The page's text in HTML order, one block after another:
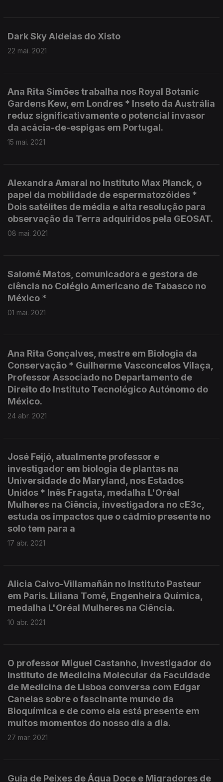
Dark Sky Aldeias do Xisto
22 mai. 2021
Ana Rita Simões trabalha nos Royal Botanic
Gardens Kew, em Londres * Inseto da Austrália
reduz significativamente o potencial invasor
da acácia-de-espigas em Portugal.
15 mai. 2021
Alexandra Amaral no Instituto Max Planck, o
papel da mobilidade de espermatozóides *
Dois satélites de média e alta resolução para
observação da Terra adquiridos pela GEOSAT.
08 mai. 2021
Salomé Matos, comunicadora e gestora de
ciência no Colégio Americano de Tabasco no
México *
01 mai. 2021
Ana Rita Gonçalves, mestre em Biologia da
Conservação * Guilherme Vasconcelos Vilaça,
Professor Associado no Departamento de
Direito do Instituto Tecnológico Autónomo do
México.
24 abr. 2021
José Feijó, atualmente professor e
investigador em biologia de plantas na
Universidade do Maryland, nos Estados
Unidos * Inês Fragata, medalha L'Oréal
Mulheres na Ciência, investigadora no cE3c,
estuda os impactos que o cádmio presente no
solo tem para a
17 abr. 2021
Alicia Calvo-Villamañán no Instituto Pasteur
em Paris. Liliana Tomé, Engenheira Química,
medalha L'Oréal Mulheres na Ciência.
10 abr. 2021
O professor Miguel Castanho, investigador do
Instituto de Medicina Molecular da Faculdade
de Medicina de Lisboa conversa com Edgar
Canelas sobre o fascinante mundo da
Bioquímica e de como ela está presente em
muitos momentos do nosso dia a dia.
27 mar. 2021
Guia de Peixes de Água Doce e Migradores de